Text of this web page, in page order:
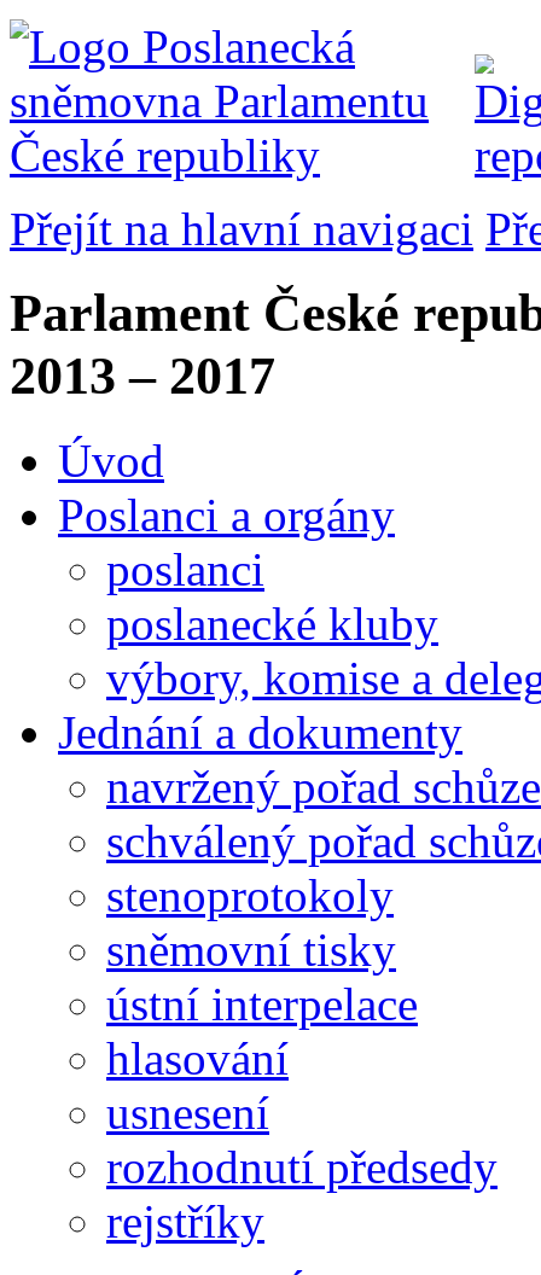
Přejít na hlavní navigaci
Parlament České
2013 – 2017
Úvod
Poslanci a orgány
poslanci
poslanecké kluby
výbory, komise a
Jednání a dokumenty
navržený pořad schůze
schválený pořad
stenoprotokoly
sněmovní tisky
ústní interpelace
hlasování
usnesení
rozhodnutí předsedy
rejstříky